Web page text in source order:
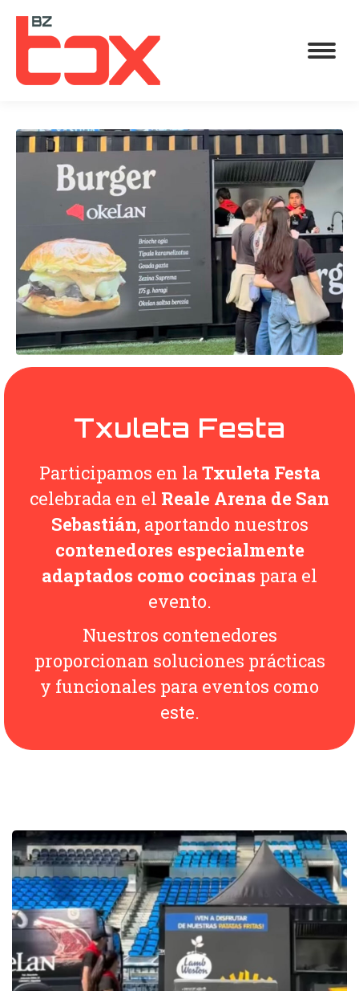
Txuleta Festa
Participamos en laTxuleta Festa
celebrada en el Reale Arena de San
Sebastián, aportando nuestros
contenedores especialmente
adaptados como cocinas para el
evento.
Nuestros contenedores
proporcionan soluciones prácticas
y funcionales para eventos como
este.